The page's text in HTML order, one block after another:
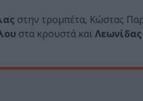
στην τρομπέτα, Κώστας
στα κρουστά και